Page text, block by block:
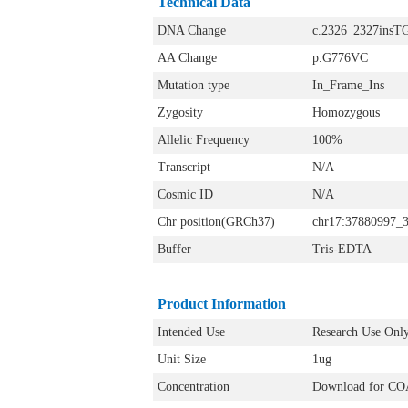
DNA Change
AA Change
p.G776VC
Mutation type
In_Frame_Ins
Zygosity
Homozygous
Allelic Frequency
100%
Transcript
N/A
Cosmic ID
N/A
Chr position(GRCh37)
Buffer
Tris-EDTA
Product Information
Intended Use
Research Use
Unit Size
1ug
Concentration
Download for